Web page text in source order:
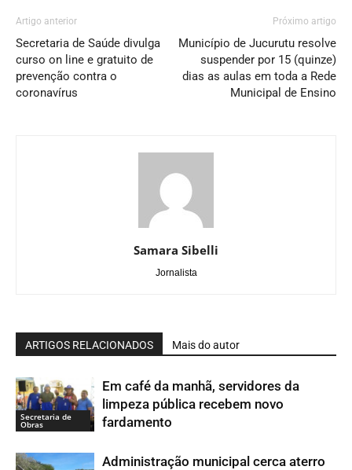
Artigo anterior
Secretaria de Saúde divulga
curso on line e gratuito de
prevenção contra o
coronavírus
Próximo artigo
Município de Jucurutu resolve
suspender por 15 (quinze)
dias as aulas em toda a Rede
Municipal de Ensino
Samara Sibelli
Jornalista
ARTIGOS RELACIONADOS Mais do autor
Secretaria de
Obras
Em café da manhã, servidores da
limpeza pública recebem novo
fardamento
Administração municipal cerca aterro